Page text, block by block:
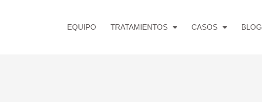
EQUIPO TRATAMIENTOS CASOS BLOG